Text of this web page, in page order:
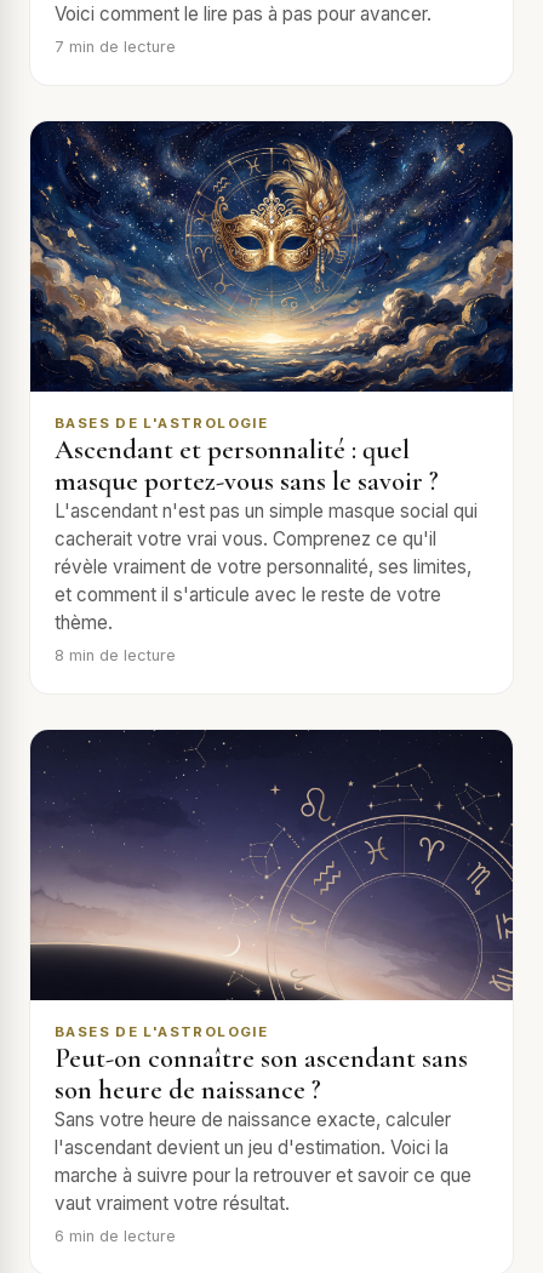
Voici comment le lire pas à pas pour avancer.
7 min de lecture
BASES DE L'ASTROLOGIE
Ascendant et personnalité : quel
masque portez-vous sans le savoir ?
L'ascendant n'est pas un simple masque social qui
cacherait votre vrai vous. Comprenez ce qu'il
révèle vraiment de votre personnalité, ses limites,
et comment il s'articule avec le reste de votre
thème.
8 min de lecture
BASES DE L'ASTROLOGIE
Peut-on connaître son ascendant sans
son heure de naissance ?
Sans votre heure de naissance exacte, calculer
l'ascendant devient un jeu d'estimation. Voici la
marche à suivre pour la retrouver et savoir ce que
vaut vraiment votre résultat.
6 min de lecture